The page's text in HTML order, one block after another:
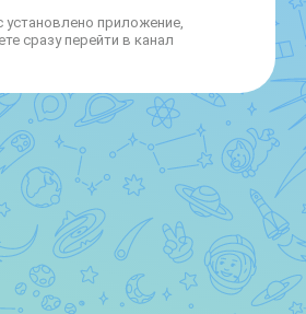
установлено приложение,
сразу перейти в канал